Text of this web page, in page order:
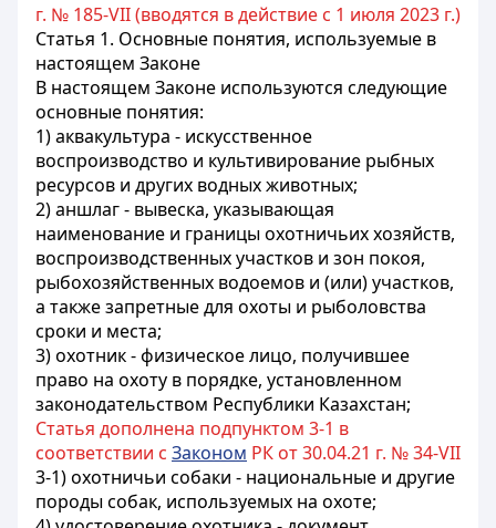
г. № 185-VII (вводятся в действие с 1 июля 2023 г.)
Статья 1. Основные понятия, используемые в
настоящем Законе
В настоящем Законе используются следующие
основные понятия:
1) аквакультура - искусственное
воспроизводство и культивирование рыбных
ресурсов и других водных животных;
2) аншлаг - вывеска, указывающая
наименование и границы охотничьих хозяйств,
воспроизводственных участков и зон покоя,
рыбохозяйственных водоемов и (или) участков,
а также запретные для охоты и рыболовства
сроки и места;
3) охотник - физическое лицо, получившее
право на охоту в порядке, установленном
законодательством Республики Казахстан;
Статья дополнена подпунктом 3-1 в
соответствии с Законом РК от 30.04.21 г. № 34-VII
3-1) охотничьи собаки - национальные и другие
породы собак, используемых на охоте;